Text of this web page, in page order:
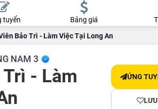
tuyển Bảng giá
Bảo Trì - Làm Việc Tại Long An
NAM 3
- Làm
ỨNG